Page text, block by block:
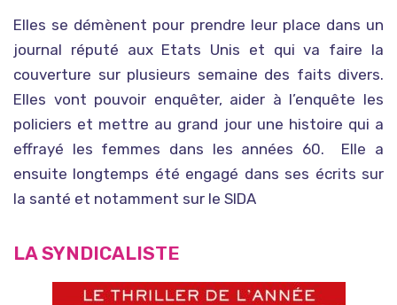
Elles se démènent pour prendre leur place dans un
journal réputé aux Etats Unis et qui va faire la
couverture sur plusieurs semaine des faits divers.
Elles vont pouvoir enquêter, aider à l’enquête les
policiers et mettre au grand jour une histoire qui a
effrayé les femmes dans les années 60. Elle a
ensuite longtemps été engagé dans ses écrits sur
la santé et notamment sur le SIDA
LA SYNDICALISTE